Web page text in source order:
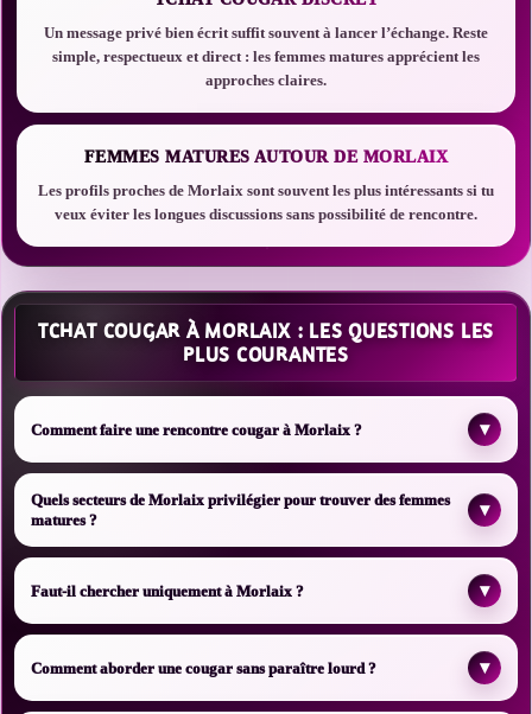
Un message privé bien écrit suffit souvent à lancer l’échange. Reste
simple, respectueux et direct : les femmes matures apprécient les
approches claires.
FEMMES MATURES AUTOUR DE MORLAIX
Les profils proches de Morlaix sont souvent les plus intéressants si tu
veux éviter les longues discussions sans possibilité de rencontre.
TCHAT COUGAR À MORLAIX : LES QUESTIONS LES
PLUS COURANTES
Comment faire une rencontre cougar à Morlaix ? ▾
Quels secteurs de Morlaix privilégier pour trouver des femmes
matures ?
▾
Faut-il chercher uniquement à Morlaix ? ▾
Comment aborder une cougar sans paraître lourd ? ▾